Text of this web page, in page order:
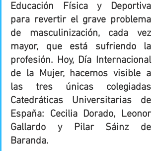
Educación Física y Deportiva
para revertir el grave problema
de masculinización, cada vez
mayor, que está sufriendo la
profesión. Hoy, Día Internacional
de la Mujer, hacemos visible a
las tres únicas colegiadas
Catedráticas Universitarias de
España: Cecilia Dorado, Leonor
Gallardo y Pilar Sáinz de
Baranda.